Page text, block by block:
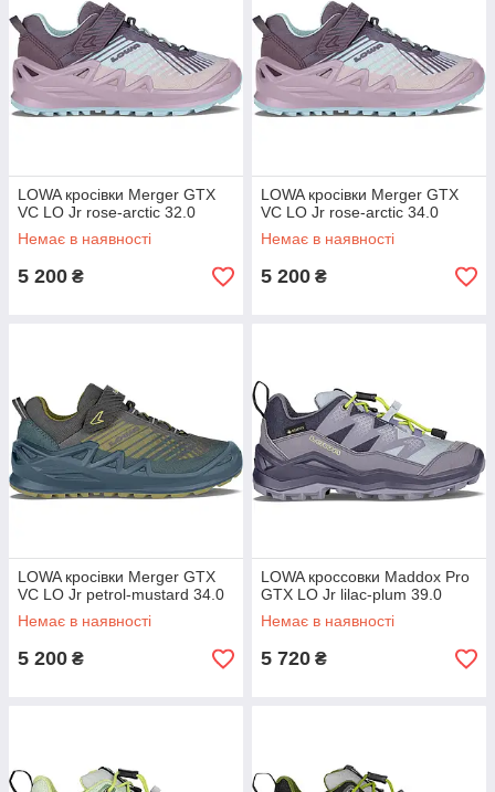
LOWA кросівки Merger GTX
VC LO Jr rose-arctic 32.0
Немає в наявності
5 200 ₴
LOWA кросівки Merger GTX
VC LO Jr rose-arctic 34.0
Немає в наявності
5 200 ₴
LOWA кросівки Merger GTX
VC LO Jr petrol-mustard 34.0
Немає в наявності
5 200 ₴
LOWA кроссовки Maddox Pro
GTX LO Jr lilac-plum 39.0
Немає в наявності
5 720 ₴